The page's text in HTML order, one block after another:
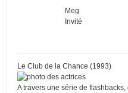
Meg
Invité
Le Club de la Chance (1993)
A travers une série de